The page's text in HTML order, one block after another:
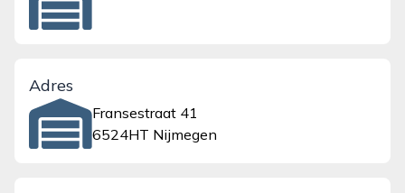
Adres
Fransestraat 41
6524HT Nijmegen